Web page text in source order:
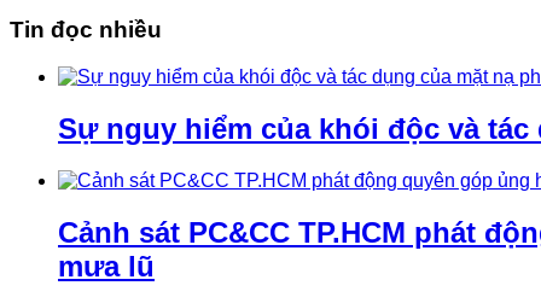
Tin đọc nhiều
Sự nguy hiểm của khói độc và
Cảnh sát PC&CC TP.HCM phát
mưa lũ